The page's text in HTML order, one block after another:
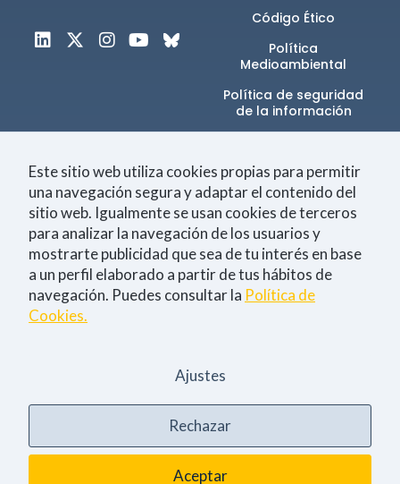
Código Ético
Política
Medioambiental
Política de seguridad
de la información​
Únete a la comunidad
Tecnología Negocio Eventos
Empleo
Sí, quiero estar al día
Aviso legal Política de Privacidad
Política de Cookies
Profile Software Services, S.L. 2025. Todos los derechos
Este sitio web utiliza cookies propias para permitir
una navegación segura y adaptar el contenido del
sitio web. Igualmente se usan cookies de terceros
para analizar la navegación de los usuarios y
mostrarte publicidad que sea de tu interés en base
a un perfil elaborado a partir de tus hábitos de
navegación. Puedes consultar la Política de
Cookies.
Ajustes
Rechazar
Aceptar